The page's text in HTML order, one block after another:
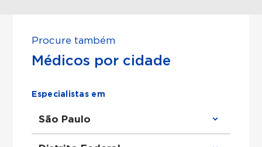
Procure também
Médicos por cidade
Especialistas em
São Paulo
Clínico Geral em São Paulo